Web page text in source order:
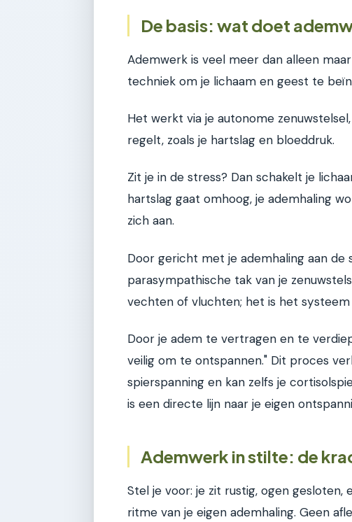
De basis: wat doet
Ademwerk is veel meer dan alleen
techniek om je lichaam en geest te
Het werkt via je autonome
regelt, zoals je hartslag en bloeddruk.
Zit je in de stress? Dan schakelt je
hartslag gaat omhoog, je ademhaling
zich aan.
Door gericht met je ademhaling aan de
parasympathische tak van je
vechten of vluchten; het is het
Door je adem te vertragen en te
veilig om te ontspannen." Dit proces
spierspanning en kan zelfs je
is een directe lijn naar je eigen
Ademwerk in stilte: de
Stel je voor: je zit rustig, ogen
ritme van je eigen ademhaling. Geen